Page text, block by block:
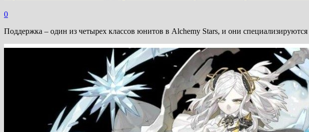
0
Поддержка – один из четырех классов юнитов в Alchemy Stars, и они